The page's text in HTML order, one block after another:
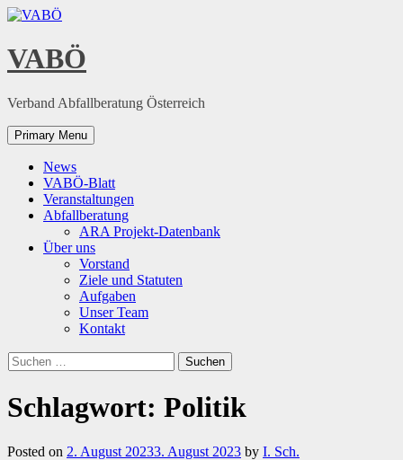
Skip
content
VABÖ
Verband Abfallberatung Österreich
Primary Menu
News
VABÖ-Blatt
Veranstaltungen
Abfallberatung
ARA Projekt-Datenbank
Über uns
Vorstand
Ziele und Statuten
Aufgaben
Unser Team
Kontakt
Suchen
nach:
Schlagwort: Politik
Posted on 2. August 20233. August 2023 by I. Sch.